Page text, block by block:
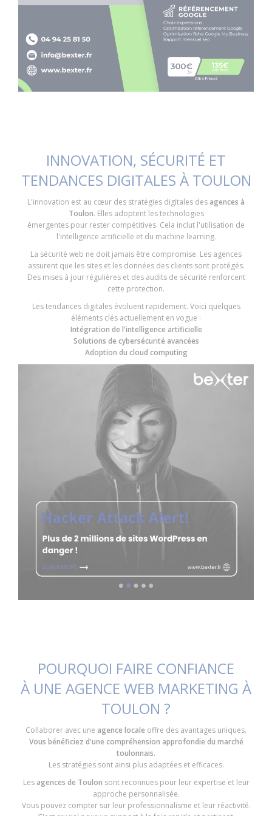
INNOVATION, SÉCURITÉ ET
TENDANCES DIGITALES À TOULON
L'innovation est au cœur des stratégies digitales des agences à
Toulon. Elles adoptent les technologies
émergentes pour rester compétitives. Cela inclut l'utilisation de
l'intelligence artificielle et du machine learning.
La sécurité web ne doit jamais être compromise. Les agences
assurent que les sites et les données des clients sont protégés.
Des mises à jour régulières et des audits de sécurité renforcent
cette protection.
Les tendances digitales évoluent rapidement. Voici quelques
éléments clés actuellement en vogue :
Intégration de l'intelligence artificielle
Solutions de cybersécurité avancées
Adoption du cloud computing
POURQUOI FAIRE CONFIANCE
À UNE AGENCE WEB MARKETING À
TOULON ?
Collaborer avec une agence locale offre des avantages uniques.
Vous bénéficiez d'une compréhension approfondie du marché
toulonnais.
Les stratégies sont ainsi plus adaptées et efficaces.
Lesagences de Toulon sont reconnues pour leur expertise et leur
approche personnalisée.
Vous pouvez compter sur leur professionnalisme et leur réactivité.